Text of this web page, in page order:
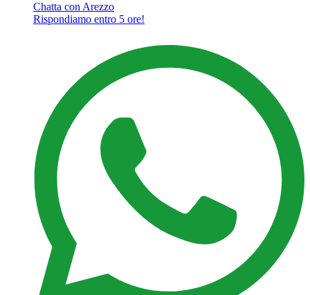
Chatta con Arezzo
Rispondiamo entro 5 ore!